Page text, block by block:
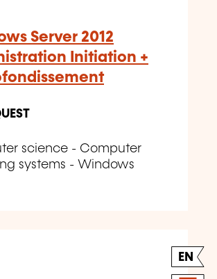
Server 2012
Initiation +
science - Computer
systems - Windows
EN